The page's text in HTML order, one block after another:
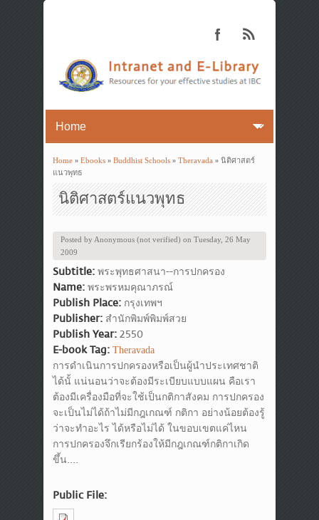
You are here
Home» Ebooks» Buddhist Schools» Theravada» นิติศาสตร์
แนวพุทธ
นิติศาสตร์แนวพุทธ
Posted by Anonymous (not verified) on Tuesday, 26 May
2009
Subtitle: พระพุทธศาสนา--การปกครอง
Name: พระพรหมคุณาภรณ์
Publish Place: กรุงเทพฯ
Publisher: สำนักพิมพ์พิมพ์สวย
Publish Year: 2550
E-book Tag: Theravada
การดำเนินการปกครองหรือเป็นผู้นำประเทศชาติ
ได้นั้ แน่นอนว่าจะต้องมีระเบียบแบบแผน คือเรา
ต้องมีเครื่องมือที่จะใช้เป็นกติกาสังคม การปกครอง
จะเป็นไม่ได้ถ้าไม่มีกฎเกณฑ์ กติกา อย่างน้อยต้องรู้
ว่าจะทำอะไร ได้หรือไม่ได้ ในขอบเขตแค่ไหน
การปกครองจึกเรียกร้องให้มีกฎเกณฑ์กติกาเกิด
ขึ้น....
Public File: